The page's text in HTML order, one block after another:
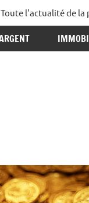
Le
Blog
Toute l'actualité de la